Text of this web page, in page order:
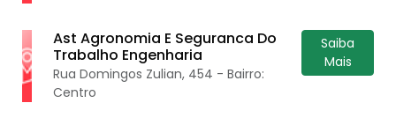
Ast Agronomia E Seguranca Do
Trabalho Engenharia
Rua Domingos Zulian, 454 - Bairro:
Centro
Saiba
Mais